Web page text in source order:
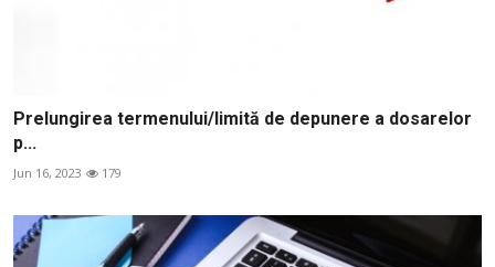
Prelungirea termenului/limită de depunere a dosarelor
p...
Jun 16, 2023 179